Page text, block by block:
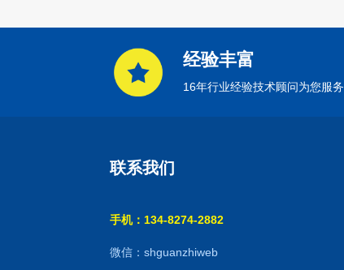
经验丰富
16年行业经验技术顾问为您服务
联系我们
手机：134-8274-2882
微信：shguanzhiweb